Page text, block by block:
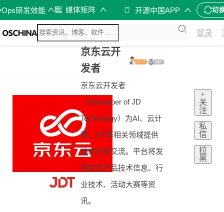
研发效能 媒体矩阵 开源中国APP 切
登录
京东云开
发者
京东云开发者
（Developer of JD
Technology）为AI、云计
算、IoT等相关领域提供
技术分享交流。平台将发
布京东产品技术信息、行
业技术、活动大赛等资
讯。
+
关
注
私
信
拉
黑